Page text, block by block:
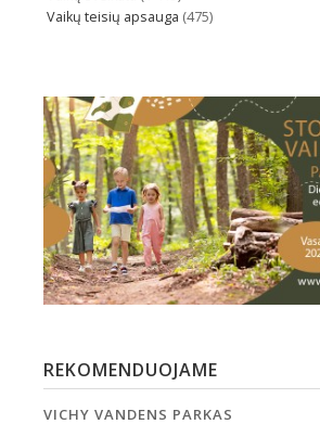
Vaikų teisių apsauga (475)
REKOMENDUOJAME
VICHY VANDENS PARKAS